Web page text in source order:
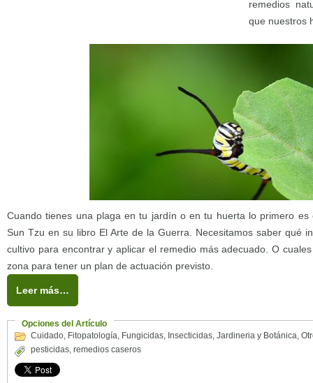
remedios
que nuestros
Cuando tienes una plaga en tu jardín o en tu huerta lo primero es
Sun Tzu en su libro El Arte de la Guerra. Necesitamos saber qué
cultivo para encontrar y aplicar el remedio más adecuado. O
zona para tener un plan de actuación previsto.
Leer más…
Opciones del Artículo
Cuidado, Fitopatología, Fungicidas, Insecticidas, Jardineria y Botánica,
pesticidas, remedios caseros